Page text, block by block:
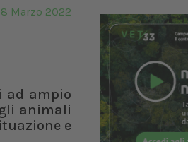
Marzo 2022
ad ampio
animali
e